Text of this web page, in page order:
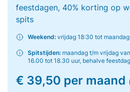
feestdagen, 40% korting op
spits
Weekend: vrijdag 18:30 tot
Spitstijden: maandag t/m vrijdag
16.00 tot 18.30 uur, behalve
€ 39,50 per maand